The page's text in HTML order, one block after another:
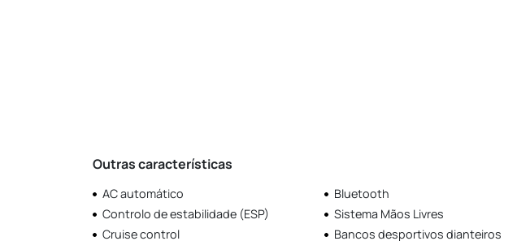
Outras características
AC automático
Bluetooth
Controlo de estabilidade (ESP)
Sistema Mãos Livres
Cruise control
Bancos desportivos dianteiros